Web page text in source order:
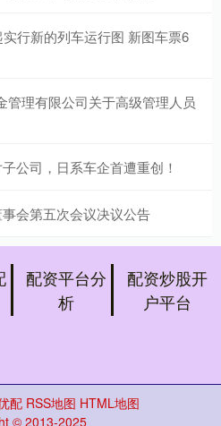
行新的列车运行图 新图车票6
管理有限公司关于高级管理人员
公司，日系车企首遭重创！
会第五次会议决议公告
配资平台分
析
配资炒股开
户平台
配 RSS地图 HTML地图
© 2013-2025